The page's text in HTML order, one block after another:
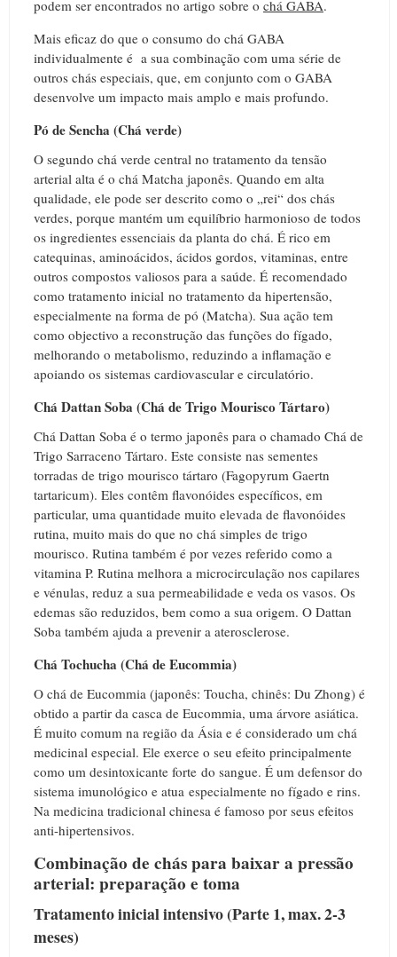
podem ser encontrados no artigo sobre o chá GABA.
Mais eficaz do que o consumo do chá GABA
individualmente é a sua combinação com uma série de
outros chás especiais, que, em conjunto com o GABA
desenvolve um impacto mais amplo e mais profundo.
Pó de Sencha (Chá verde)
O segundo chá verde central no tratamento da tensão
arterial alta é o chá Matcha japonês. Quando em alta
qualidade, ele pode ser descrito como o „rei“ dos chás
verdes, porque mantém um equilíbrio harmonioso de todos
os ingredientes essenciais da planta do chá. É rico em
catequinas, aminoácidos, ácidos gordos, vitaminas, entre
outros compostos valiosos para a saúde. É recomendado
como tratamento inicial no tratamento da hipertensão,
especialmente na forma de pó (Matcha). Sua ação tem
como objectivo a reconstrução das funções do fígado,
melhorando o metabolismo, reduzindo a inflamação e
apoiando os sistemas cardiovascular e circulatório.
Chá Dattan Soba (Chá de Trigo Mourisco Tártaro)
Chá Dattan Soba é o termo japonês para o chamado Chá de
Trigo Sarraceno Tártaro. Este consiste nas sementes
torradas de trigo mourisco tártaro (Fagopyrum Gaertn
tartaricum). Eles contêm flavonóides específicos, em
particular, uma quantidade muito elevada de flavonóides
rutina, muito mais do que no chá simples de trigo
mourisco. Rutina também é por vezes referido como a
vitamina P. Rutina melhora a microcirculação nos capilares
e vénulas, reduz a sua permeabilidade e veda os vasos. Os
edemas são reduzidos, bem como a sua origem. O Dattan
Soba também ajuda a prevenir a aterosclerose.
Chá Tochucha (Chá de Eucommia)
O chá de Eucommia (japonês: Toucha, chinês: Du Zhong) é
obtido a partir da casca de Eucommia, uma árvore asiática.
É muito comum na região da Ásia e é considerado um chá
medicinal especial. Ele exerce o seu efeito principalmente
como um desintoxicante forte do sangue. É um defensor do
sistema imunológico e atua especialmente no fígado e rins.
Na medicina tradicional chinesa é famoso por seus efeitos
anti-hipertensivos.
Combinação de chás para baixar a pressão
arterial: preparação e toma
Tratamento inicial intensivo (Parte 1, max. 2-3
meses)